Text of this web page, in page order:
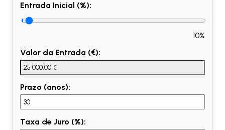
Entrada Inicial (%):
10%
Valor da Entrada (€):
Prazo (anos):
Taxa de Juro (%):